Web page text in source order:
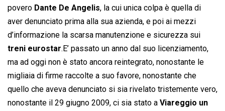
povero Dante De Angelis, la cui unica colpa è quella di
aver denunciato prima alla sua azienda, e poi ai mezzi
d’informazione la scarsa manutenzione e sicurezza sui
treni eurostar.E’ passato un anno dal suo licenziamento,
ma ad oggi non è stato ancora reintegrato, nonostante le
migliaia di firme raccolte a suo favore, nonostante che
quello che aveva denunciato si sia rivelato tristemente vero,
nonostante il 29 giugno 2009, ci sia stato a Viareggio un